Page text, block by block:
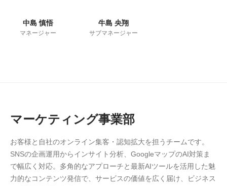
中島 慎悟
マネージャー
牛島 央翔
サブマネージャー
マーケティング事業部
お客様と自社のオンライン集客・認知拡大を担うチームです。
SNSの企画運用からインサイト分析、GoogleマップのAI対策ま
で幅広く対応。多角的なアプローチと最新AIツールを活用した魅
力的なコンテンツ発信で、サービスの価値を広く届け、ビジネス